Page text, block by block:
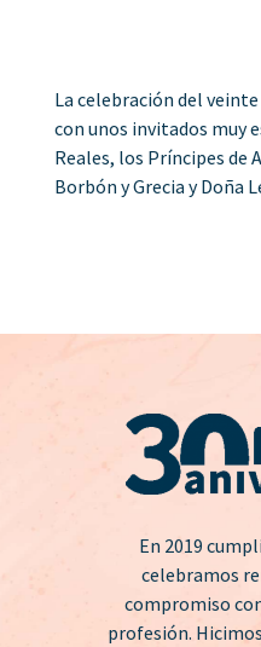
La celebración del
con unos invitados muy
Reales, los Príncipes de
Borbón y Grecia y Doña
En 2019
celebramos
compromiso
profesión.